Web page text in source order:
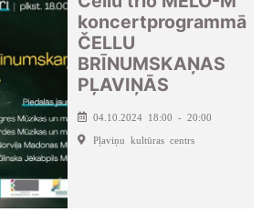
koncertprogrammā
ČELLU
BRĪNUMSKAŅAS
PĻAVIŅĀS
04.10.2024 18:00 - 20:00
Pļaviņu kultūras centrs